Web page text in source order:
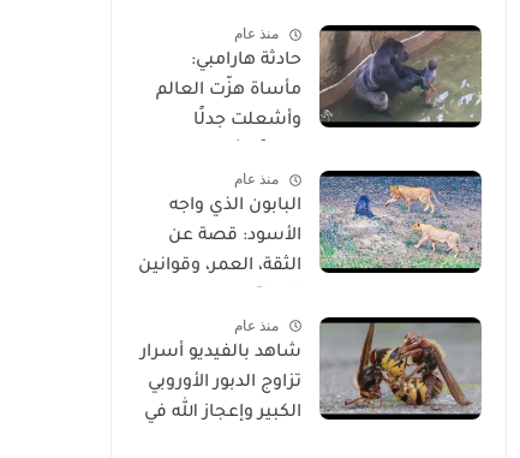
منذ عام
حادثة هارامبي:
مأساة هزّت العالم
وأشعلت جدلًا
بالفيديو
منذ عام
البابون الذي واجه
الأسود: قصة عن
الثقة، العمر، وقوانين
منذ عام
شاهد بالفيديو أسرار
تزاوج الدبور الأوروبي
الكبير وإعجاز الله في